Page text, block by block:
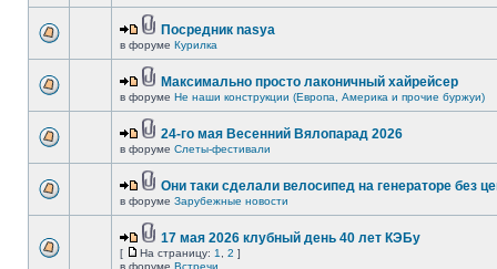
Посредник nasya
в форуме Курилка
Максимально просто лаконичный хайрейсер
в форуме Не наши конструкции (Европа, Америка и прочие буржуи)
24-го мая Весенний Вялопарад 2026
в форуме Слеты-фестивали
Они таки сделали велосипед на генераторе без
в форуме Зарубежные новости
17 мая 2026 клубный день 40 лет КЭБу
[ На страницу: 1 2 ]
в форуме Встречи